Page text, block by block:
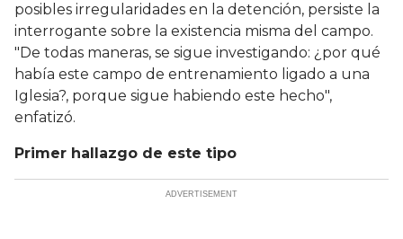
posibles irregularidades en la detención, persiste la
interrogante sobre la existencia misma del campo.
"De todas maneras, se sigue investigando: ¿por qué
había este campo de entrenamiento ligado a una
Iglesia?, porque sigue habiendo este hecho",
enfatizó.
Primer hallazgo de este tipo